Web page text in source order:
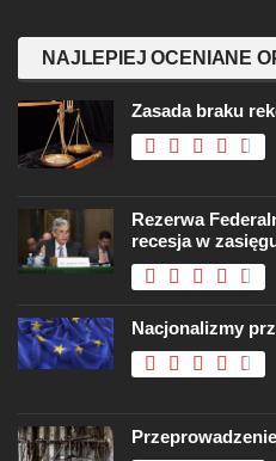
NAJLEPIEJ OCENIANE
Zasada braku
Rezerwa
recesja w
Nacjonalizmy